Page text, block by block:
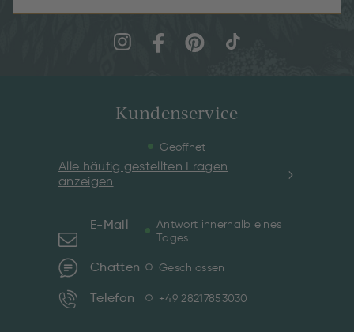
Kundenservice
Geöffnet
Alle häufig gestellten Fragen
anzeigen
E-Mail
Antwort innerhalb eines
Tages
Chatten Geschlossen
Telefon +49 28217853030